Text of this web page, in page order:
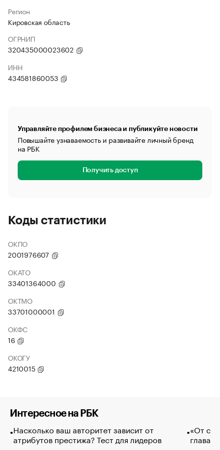
Регион
Кировская область
ОГРНИП
320435000023602
ИНН
434581860053
Управляйте профилем бизнеса и публикуйте новости
Повышайте узнаваемость и развивайте личный бренд
на РБК
Получить доступ
Коды статистики
ОКПО
2001976607
ОКАТО
33401364000
ОКТМО
33701000001
ОКФС
16
ОКОГУ
4210015
Интересное на РБК
Насколько ваш авторитет зависит от
атрибутов престижа? Тест для лидеров
«От
глава